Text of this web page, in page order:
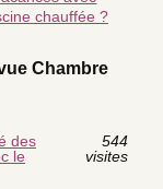
chauffée ?
Chambre
des
le
544
visites